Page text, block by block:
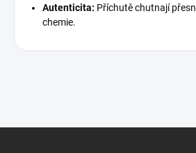
Autenticita: Příchutě chutnají
chemie.